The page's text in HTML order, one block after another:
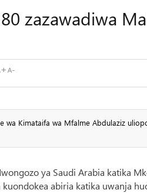
zazawadiwa
Kimataifa wa Mfalme Abdulaziz
ya Saudi Arabia katika
abiria katika uwanja